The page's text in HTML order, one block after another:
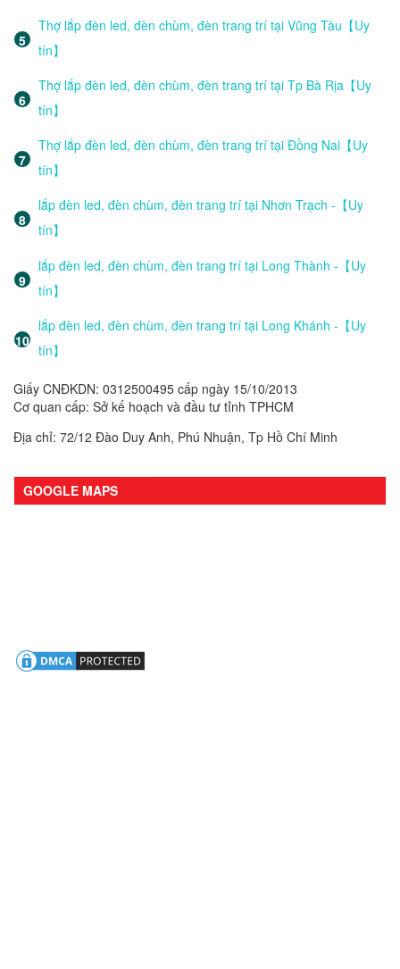
Thợ lắp đèn led, đèn chùm, đèn trang trí tại Vũng Tàu【Uy
tín】
Thợ lắp đèn led, đèn chùm, đèn trang trí tại Tp Bà Rịa【Uy
tín】
Thợ lắp đèn led, đèn chùm, đèn trang trí tại Đồng Nai【Uy
tín】
lắp đèn led, đèn chùm, đèn trang trí tại Nhơn Trạch -【Uy
tín】
lắp đèn led, đèn chùm, đèn trang trí tại Long Thành -【Uy
tín】
lắp đèn led, đèn chùm, đèn trang trí tại Long Khánh -【Uy
tín】
Giấy CNĐKDN: 0312500495 cấp ngày 15/10/2013
Cơ quan cấp: Sở kế hoạch và đầu tư tỉnh TPHCM
Địa chỉ: 72/12 Đào Duy Anh, Phú Nhuận, Tp Hồ Chí Minh
GOOGLE MAPS